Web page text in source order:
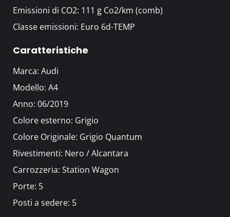
Emissioni di CO2: 111 g Co2/km (comb)
Classe emissioni: Euro 6d-TEMP
Caratteristiche
Marca: Audi
Modello: A4
Anno: 06/2019
Colore esterno: Grigio
Colore Originale: Grigio Quantum
Rivestimenti: Nero / Alcantara
Carrozzeria: Station Wagon
Porte: 5
Posti a sedere: 5